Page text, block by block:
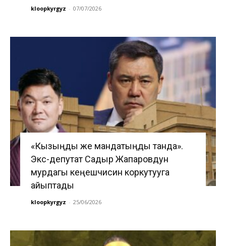
kloopkyrgyz - 07/07/2026
«Кызыңды же мандатыңды танда».
Экс-депутат Садыр Жапаровдун
мурдагы кеңешчисин коркутууга
айыптады
kloopkyrgyz - 25/06/2026